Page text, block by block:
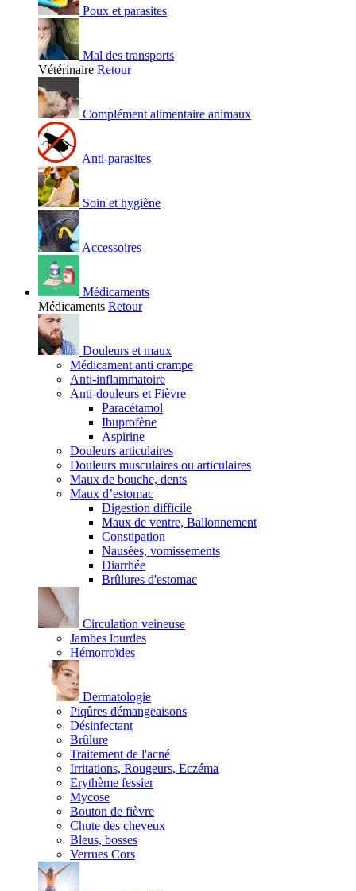
Poux et parasites
Mal des transports
Vétérinaire Retour
Complément alimentaire animaux
Anti-parasites
Soin et hygiène
Accessoires
Médicaments
Médicaments Retour
Douleurs et maux
Médicament anti crampe
Anti-inflammatoire
Anti-douleurs et Fièvre
Paracétamol
Ibuprofène
Aspirine
Douleurs articulaires
Douleurs musculaires ou articulaires
Maux de bouche, dents
Maux d’estomac
Digestion difficile
Maux de ventre, Ballonnement
Constipation
Nausées, vomissements
Diarrhée
Brûlures d'estomac
Circulation veineuse
Jambes lourdes
Hémorroïdes
Dermatologie
Piqûres démangeaisons
Désinfectant
Brûlure
Traitement de l'acné
Irritations, Rougeurs, Eczéma
Erythème fessier
Mycose
Bouton de fièvre
Chute des cheveux
Bleus, bosses
Verrues Cors